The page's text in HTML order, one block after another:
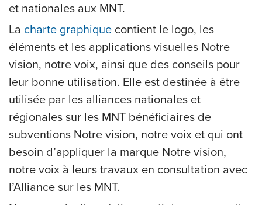
et nationales aux MNT.
La charte graphique contient le logo, les
éléments et les applications visuelles Notre
vision, notre voix, ainsi que des conseils pour
leur bonne utilisation. Elle est destinée à être
utilisée par les alliances nationales et
régionales sur les MNT bénéficiaires de
subventions Notre vision, notre voix et qui ont
besoin d’appliquer la marque Notre vision,
notre voix à leurs travaux en consultation avec
l’Alliance sur les MNT.